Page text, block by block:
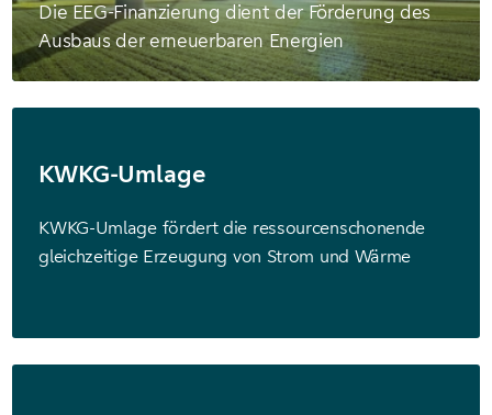
Die EEG-Finanzierung dient der Förderung des
Ausbaus der erneuerbaren Energien
KWKG-Umlage
KWKG-Umlage fördert die ressourcenschonende
gleichzeitige Erzeugung von Strom und Wärme